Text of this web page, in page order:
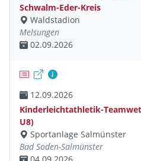
Schwalm-Eder-Kreis
Waldstadion
Melsungen
02.09.2026
12.09.2026
Kinderleichtathletik-
U8)
Sportanlage Salmünster
Bad Soden-Salmünster